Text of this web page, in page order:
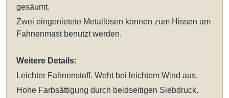
gesäumt.
Zwei eingenietete Metallösen können zum Hissen am
Fahnenmast benutzt werden.
Weitere Details:
Leichter Fahnenstoff. Weht bei leichtem Wind aus.
Hohe Farbsättigung durch beidseitigen Siebdruck.